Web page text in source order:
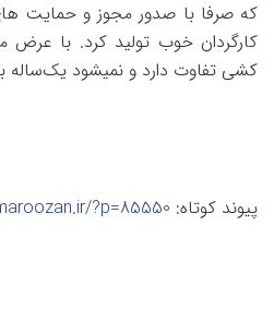
که صرفا با صدور مجوز و حمایت
کارگردان خوب تولید کرد. با
کشی تفاوت دارد و نمیشود یک‌ساله
پیوند کوتاه: ?p=85550